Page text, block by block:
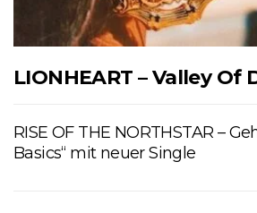
LIONHEART – Valley Of
RISE OF THE NORTHSTAR –
Basics“ mit neuer Single